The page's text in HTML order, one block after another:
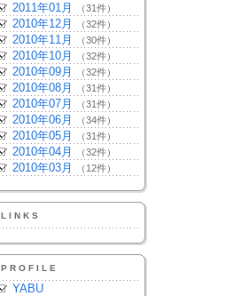
2011年01月 （31件）
2010年12月 （32件）
2010年11月 （30件）
2010年10月 （32件）
2010年09月 （32件）
2010年08月 （31件）
2010年07月 （31件）
2010年06月 （34件）
2010年05月 （31件）
2010年04月 （32件）
2010年03月 （12件）
LINKS
PROFILE
YABU